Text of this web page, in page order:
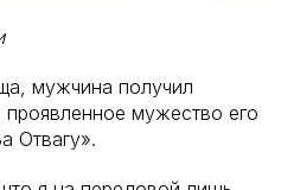
мужчина получил
мужество его
Отвагу».